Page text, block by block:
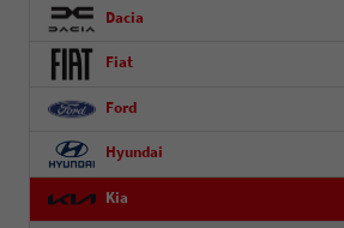
Dacia
Fiat
Ford
Hyundai
Kia